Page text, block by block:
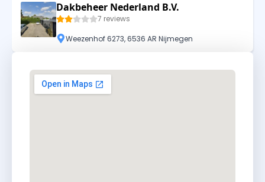
Dakbeheer Nederland B.V.
7 reviews
Weezenhof 6273, 6536 AR Nijmegen